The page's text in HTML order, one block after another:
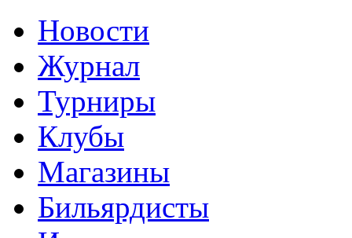
Новости
Журнал
Турниры
Клубы
Магазины
Бильярдисты